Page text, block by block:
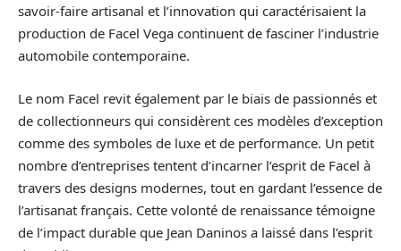
savoir-faire artisanal et l’innovation qui caractérisaient la
production de Facel Vega continuent de fasciner l’industrie
automobile contemporaine.
Le nom Facel revit également par le biais de passionnés et
de collectionneurs qui considèrent ces modèles d’exception
comme des symboles de luxe et de performance. Un petit
nombre d’entreprises tentent d’incarner l’esprit de Facel à
travers des designs modernes, tout en gardant l’essence de
l’artisanat français. Cette volonté de renaissance témoigne
de l’impact durable que Jean Daninos a laissé dans l’esprit